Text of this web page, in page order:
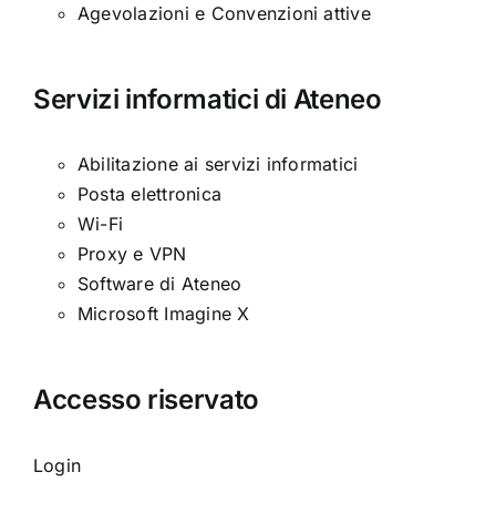
Agevolazioni e Convenzioni attive
Servizi informatici di Ateneo
Abilitazione ai servizi informatici
Posta elettronica
Wi-Fi
Proxy e VPN
Software di Ateneo
Microsoft Imagine X
Accesso riservato
Login